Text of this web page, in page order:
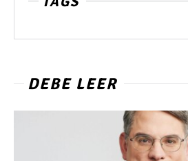
DEBE LEER